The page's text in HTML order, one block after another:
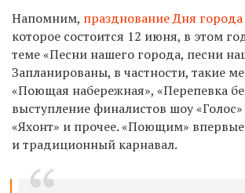
Напомним, празднование Дня города
которое состоится 12 июня, в этом
теме «Песни нашего города, песни
Запланированы, в частности, такие
«Поющая набережная», «Перепевка
выступление финалистов шоу
«Яхонт» и прочее. «Поющим» впервые
и традиционный карнавал.